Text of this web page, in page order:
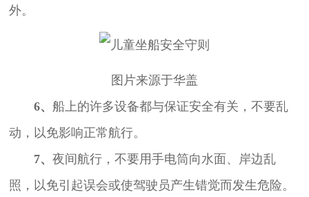
外。
图片来源于华盖
6、 船上的许多设备都与保证安全有关，不要乱
动，以免影响正常航行。
7、 夜间航行，不要用手电筒向水面、岸边乱
照，以免引起误会或使驾驶员产生错觉而发生危险。